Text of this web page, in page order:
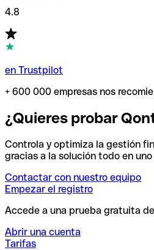
4.8
en Trustpilot
+ 600 000 empresas nos
¿Quieres probar
Controla y optimiza la gestión
gracias a la solución todo en
Contactar con nuestro equipo
Empezar el registro
Accede a una prueba gratuita
Abrir una cuenta
Tarifas